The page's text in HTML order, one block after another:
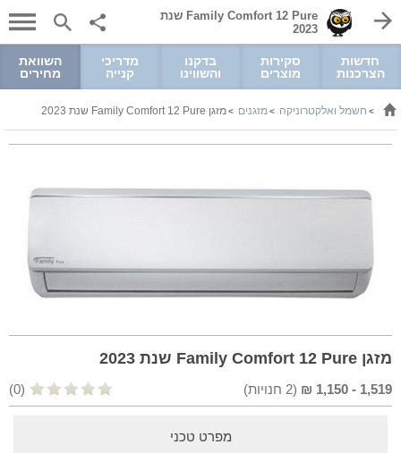
Family Comfort 12 Pure שנת
2023
חדשות
הצרכנות
סקירות
מוצרים
בדקנו
והשווינו
מדריכי
קנייה
השוואת
מחירים
> חשמל ואלקטרוניקה >מזגנים >מזגן Family Comfort 12 Pure שנת 2023
מזגן Family Comfort 12 Pure שנת 2023
1,519
-
1,150
₪
(
2 חנויות) (0)
מפרט טכני